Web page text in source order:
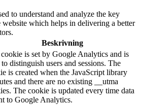
to understand and analyze the key
which helps in delivering a better
Beskrivning
is set by Google Analytics and is
to distinguish users and sessions. The
is created when the JavaScript library
and there are no existing __utma
The cookie is updated every time data
to Google Analytics.